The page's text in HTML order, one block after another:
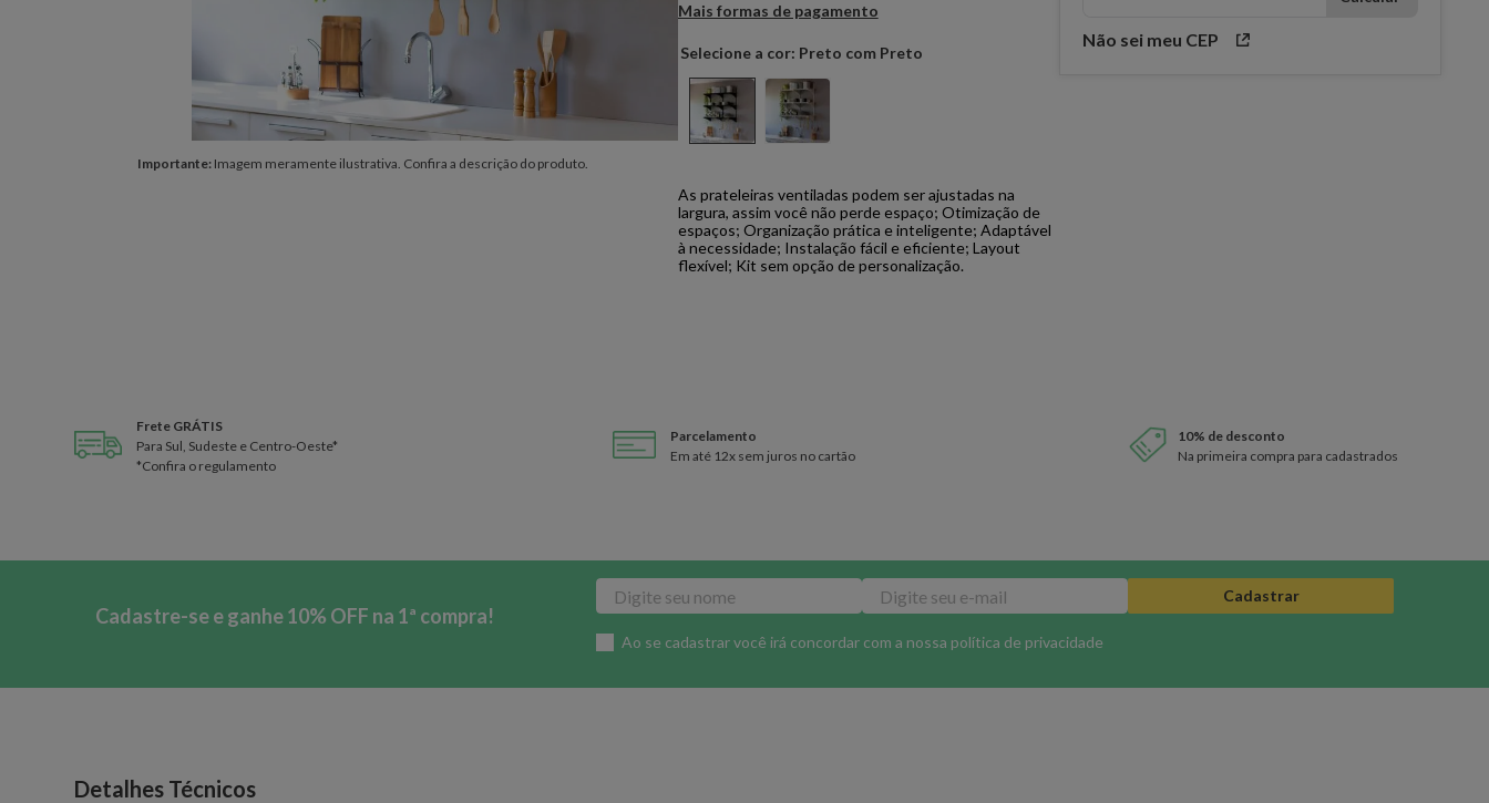
Importante:Imagem meramente ilustrativa. Confira a descrição do produto.
Mais formas de pagamento
Preto com Preto
As prateleiras ventiladas podem ser ajustadas na
largura, assim você não perde espaço; Otimização de
espaços; Organização prática e inteligente; Adaptável
à necessidade; Instalação fácil e eficiente; Layout
flexível; Kit sem opção de personalização.
Não sei meu CEP
Frete GRÁTIS
Para Sul, Sudeste e Centro-Oeste*
*Confira o regulamento
Parcelamento
Em até 12x sem juros no cartão
10% de desconto
Na primeira compra para cadastrados
Cadastre-se e ganhe 10% OFF na 1ª compra!
Cadastrar
Ao se cadastrar você irá concordar com a nossa política de privacidade
Detalhes Técnicos